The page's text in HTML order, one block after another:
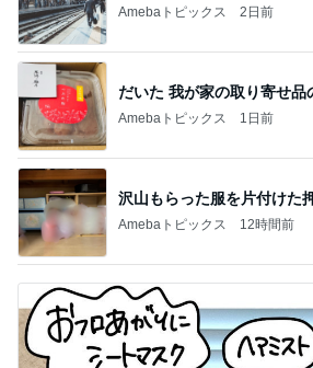
Amebaトピックス 2日前
だいた 我が家の取り寄せ品
Amebaトピックス 1日前
沢山もらった服を片付けた
Amebaトピックス 12時間前